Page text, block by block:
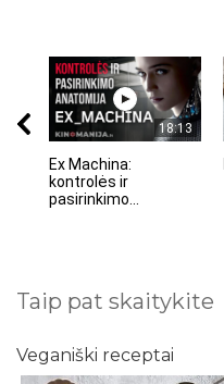
18:13
Ex Machina:
kontrolės ir
pasirinkimo...
Taip pat skaitykite
Veganiški receptai